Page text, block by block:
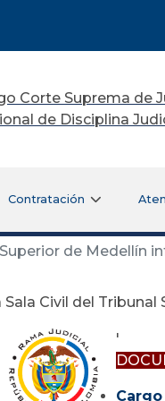
Contratación
de Medellín
Sala Civil del
'